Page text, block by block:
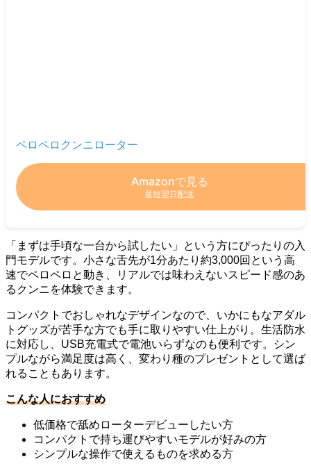
ペロペロクンニローター
Amazonで見る
最短翌日配送
「まずは手頃な一台から試したい」という方にぴったりの入
門モデルです。小さな舌先が1分あたり約3,000回という高
速でペロペロと動き、リアルでは味わえないスピード感のあ
るクンニを体験できます。
コンパクトでおしゃれなデザインなので、いかにもなアダル
トグッズが苦手な方でも手に取りやすい仕上がり。生活防水
に対応し、USB充電式で電池いらずなのも便利です。シン
プルながら満足度は高く、変わり種のプレゼントとして選ば
れることもあります。
こんな人におすすめ
低価格で舐めローターデビューしたい方
コンパクトで持ち運びやすいモデルが好みの方
シンプルな操作で使えるものを求める方